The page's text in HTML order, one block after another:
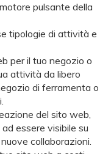
pulsante della
tipologie di attività e
per il tuo negozio o
attività da libero
di ferramenta o
del sito web,
essere visibile su
collaborazioni.